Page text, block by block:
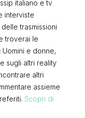
italiano e tv
interviste
trasmissioni
troverai le
e donne,
sugli altri reality
altri
assieme
Scopri di